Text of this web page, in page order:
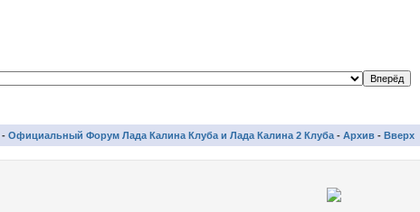
- Официальный Форум Лада Калина Клуба и Лада Калина 2 Клуба - Архив - Вверх